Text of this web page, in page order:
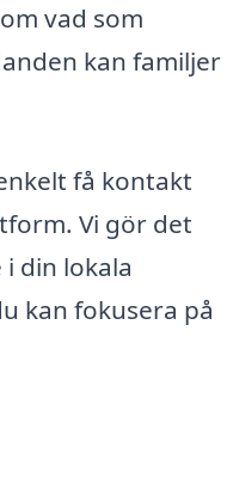
vad som
kan familjer
få kontakt
Vi gör det
din lokala
kan fokusera på